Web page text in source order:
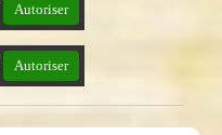
Autoriser
Autoriser